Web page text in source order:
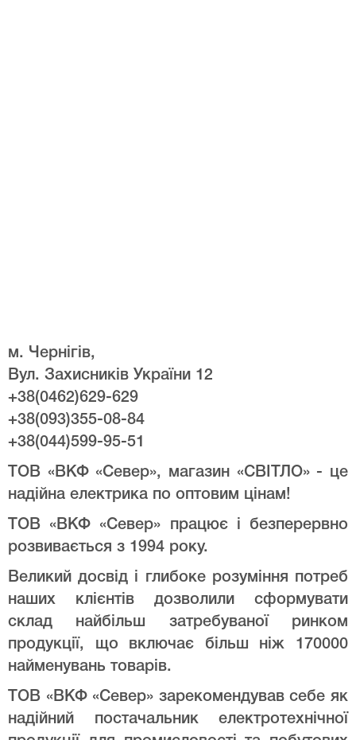
м. Чернігів,
Вул. Захисників України 12
+38(0462)629-629
+38(093)355-08-84
+38(044)599-95-51
ТОВ «ВКФ «Север», магазин «СВІТЛО» - це
надійна електрика по оптовим цінам!
ТОВ «ВКФ «Север» працює і безперервно
розвивається з 1994 року.
Великий досвід і глибоке розуміння потреб
наших клієнтів дозволили сформувати
склад найбільш затребуваної ринком
продукції, що включає більш ніж 170000
найменувань товарів.
ТОВ «ВКФ «Север» зарекомендував себе як
надійний постачальник електротехнічної